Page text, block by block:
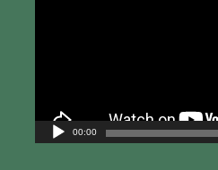
00:00